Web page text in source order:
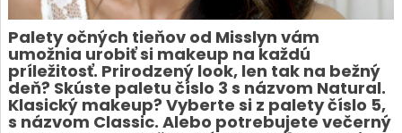
Palety očných tieňov od Misslyn vám
umožnia urobiť si makeup na každú
príležitosť. Prirodzený look, len tak na bežný
deň? Skúste paletu číslo 3 s názvom Natural.
Klasický makeup? Vyberte si z palety číslo 5,
s názvom Classic. Alebo potrebujete večerný